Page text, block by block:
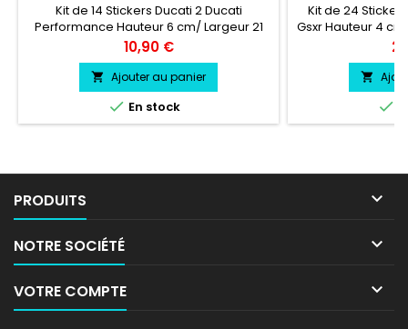
Kit de 14 Stickers Ducati 2 Ducati
Performance Hauteur 6 cm/ Largeur 21
cm 2 Ducati Performance Hauteur 1 cm/
Largeur 14 cm 2 Logo Ducati Hauteur 8
cm/ Largeur 7 cm 2 Logo Ducati Hauteur
5 cm/ Largeur 4.4 cm 4 Logo Ducati
Hauteur 1.8 cm/ Largeur 17cm 2 Logo
Ducati Monster Hauteur 1.2 cm/ Largeur
Prix
10,90 €
 Ajouter au panier
 En stock
Kit de 24
Gsxr Hauteur 4
Gsxr Hauteur 2
S Hauteur 7 cm/
Hauteur 3


PRODUITS 
NOTRE SOCIÉTÉ 
VOTRE COMPTE 